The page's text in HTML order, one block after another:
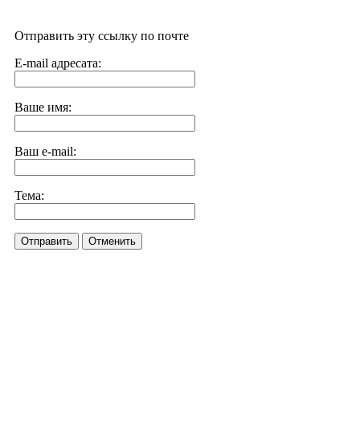
Отправить эту ссылку по почте
E-mail адресата:
Ваше имя:
Ваш e-mail:
Тема:
Отправить Отменить